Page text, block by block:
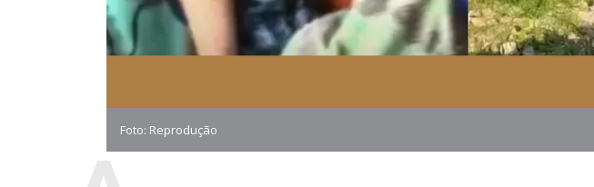
Foto: Reprodução